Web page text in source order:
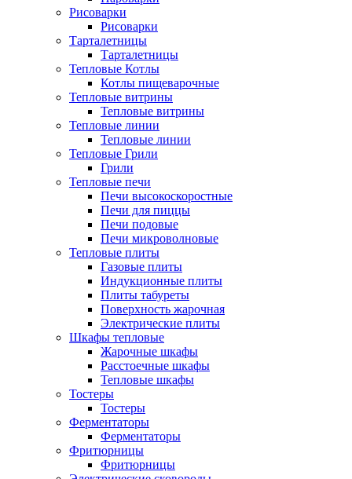
Рисоварки
Рисоварки
Тарталетницы
Тарталетницы
Тепловые Котлы
Котлы пищеварочные
Тепловые витрины
Тепловые витрины
Тепловые линии
Тепловые линии
Тепловые Грили
Грили
Тепловые печи
Печи высокоскоростные
Печи для пиццы
Печи подовые
Печи микроволновые
Тепловые плиты
Газовые плиты
Индукционные плиты
Плиты табуреты
Поверхность жарочная
Электрические плиты
Шкафы тепловые
Жарочные шкафы
Расстоечные шкафы
Тепловые шкафы
Тостеры
Тостеры
Ферментаторы
Ферментаторы
Фритюрницы
Фритюрницы